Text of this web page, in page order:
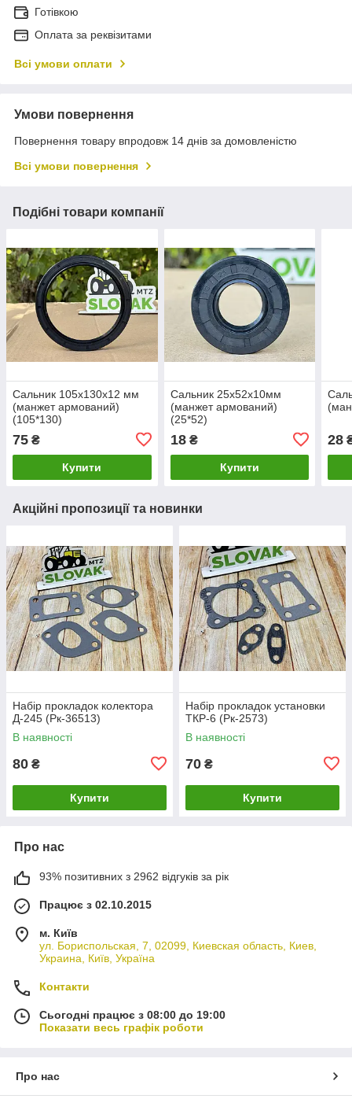
Готівкою
Оплата за реквізитами
Всі умови оплати
Умови повернення
Повернення товару впродовж 14 днів за домовленістю
Всі умови повернення
Подібні товари компанії
Сальник 105х130х12 мм
(манжет армований)
(105*130)
75 ₴
Купити
Сальник 25х52х10мм
(манжет армований)
(25*52)
18₴
Купити
28
Акційні пропозиції та новинки
Набір прокладок колектора
Д-245 (Рк-36513)
В наявності
80 ₴
Купити
Набір прокладок установки
ТКР-6 (Рк-2573)
В наявності
70 ₴
Купити
Про нас
93% позитивних з 2962 відгуків за рік
Працює з 02.10.2015
м. Київ
ул. Бориспольская, 7, 02099, Киевская область, Киев,
Украина, Київ, Україна
Контакти
Сьогодні працює з 08:00 до 19:00
Показати весь графік роботи
Про нас